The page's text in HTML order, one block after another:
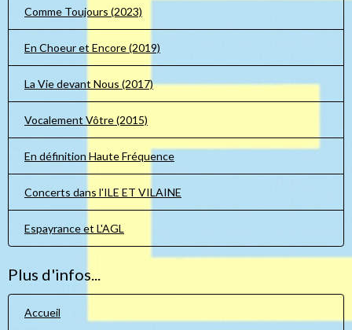
Comme Toujours (2023)
En Choeur et Encore (2019)
La Vie devant Nous (2017)
Vocalement Vôtre (2015)
En définition Haute Fréquence
Concerts dans l'ILE ET VILAINE
Espayrance et L'AGL
Plus d'infos...
Accueil